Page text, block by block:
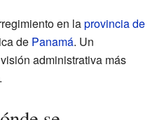
en laprovincia de
de Panamá. Un
administrativa más